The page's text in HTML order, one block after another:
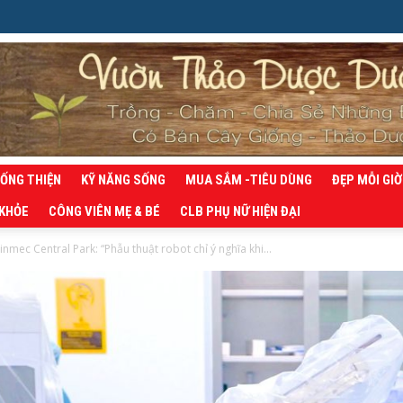
THIỆN KỸ NĂNG SỐNG MUA SẮM -TIÊU DÙNG
ĐẸP MỖI GIỜ
CÔNG VIÊN MẸ & BÉ CLB PHỤ NỮ HIỆN ĐẠI
Central Park: “Phẫu thuật robot chỉ ý nghĩa khi...